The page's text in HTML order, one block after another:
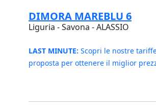
DIMORA MAREBLU 6
Liguria - Savona - ALASSIO
LAST MINUTE: Scopri le nostre
proposta per ottenere il miglior